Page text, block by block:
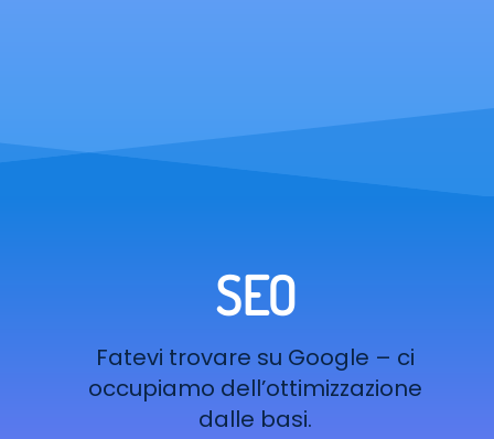
SEO
Fatevi trovare su Google – ci
occupiamo dell’ottimizzazione
dalle basi.